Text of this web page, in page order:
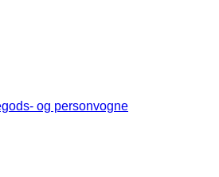
og personvogne